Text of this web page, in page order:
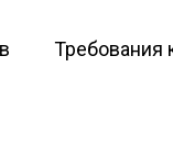
Требования